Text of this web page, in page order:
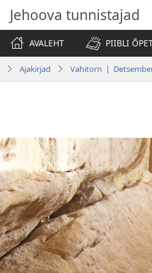
Jehoova tunnistajad
AVALEHT
PIIBLI
Ajakirjad Vahitorn |